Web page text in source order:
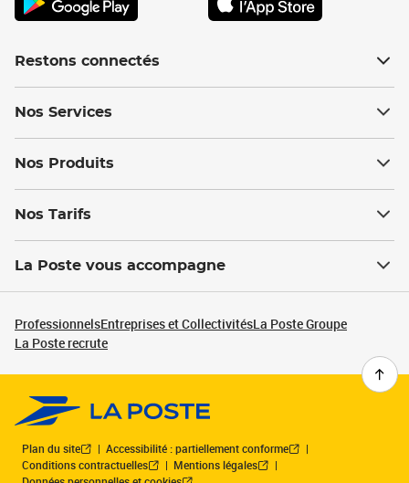
Restons connectés
Nos Services
Nos Produits
Nos Tarifs
La Poste vous accompagne
ProfessionnelsEntreprises et CollectivitésLa Poste Groupe
La Poste recrute
Plan du site
Accessibilité : partiellement conforme
Conditions contractuelles
Mentions légales